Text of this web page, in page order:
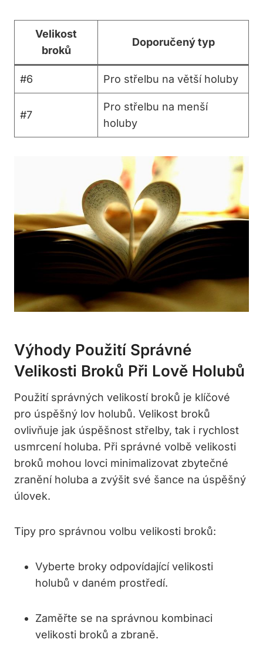
Velikost‌
broků
Doporučený typ
#6 Pro střelbu na větší holuby
#7
Pro střelbu na menší
holuby
Výhody Použití Správné
Velikosti​ Broků Při Lově Holubů
Použití‍ správných velikostí broků je‌ klíčové
pro úspěšný lov holubů. Velikost broků
ovlivňuje jak⁤ úspěšnost střelby, tak i rychlost
usmrcení holuba. Při správné volbě⁤ velikosti
broků ​mohou lovci minimalizovat zbytečné
zranění holuba ⁤a zvýšit své šance na úspěšný
úlovek.
Tipy ⁢pro správnou volbu velikosti ‌broků:
Vyberte ​broky odpovídající ⁤velikosti
holubů v daném prostředí.
Zaměřte se na správnou kombinaci
velikosti broků a zbraně.